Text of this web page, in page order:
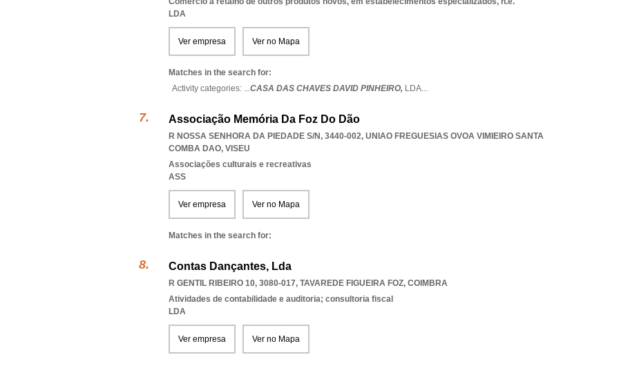
LDA
Ver empresa Ver no Mapa
Matches in the search for:
Activity categories: ...CASA DAS CHAVES DAVID PINHEIRO, LDA...
Associação Memória Da Foz Do Dão
R NOSSA SENHORA DA PIEDADE S/N, 3440-002, UNIAO FREGUESIAS OVOA VIMIEIRO SANTA
COMBA DAO, VISEU
Associações culturais e recreativas
ASS
Ver empresa Ver no Mapa
Matches in the search for:
Contas Dançantes, Lda
R GENTIL RIBEIRO 10, 3080-017, TAVAREDE FIGUEIRA FOZ, COIMBRA
Atividades de contabilidade e auditoria; consultoria fiscal
LDA
Ver empresa Ver no Mapa